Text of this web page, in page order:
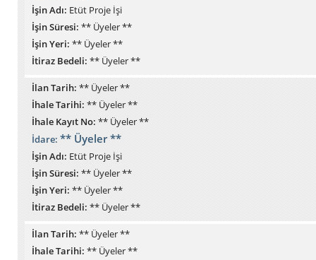
İşin Adı: Etüt Proje İşi
İşin Süresi: ** Üyeler **
İşin Yeri: ** Üyeler **
İtiraz Bedeli: ** Üyeler **
İlan Tarih:** Üyeler **
İhale Tarihi:** Üyeler **
İhale Kayıt No:** Üyeler **
İdare:** Üyeler **
İşin Adı:Etüt Proje İşi
İşin Süresi:** Üyeler **
İşin Yeri:** Üyeler **
İtiraz Bedeli:** Üyeler **
İlan Tarih: ** Üyeler **
İhale Tarihi: ** Üyeler **